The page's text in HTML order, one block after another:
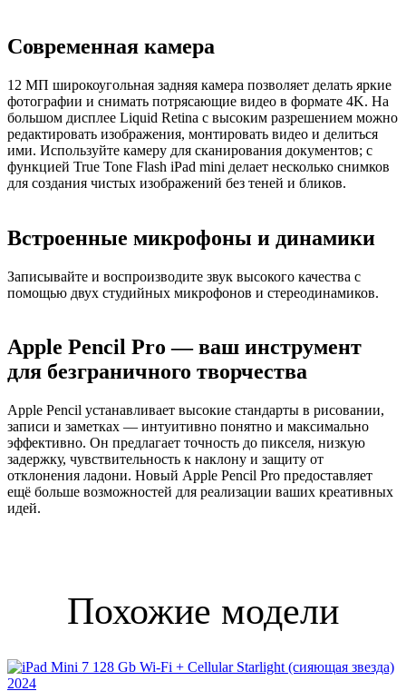
Современная камера
12 МП широкоугольная задняя камера позволяет делать яркие
фотографии и снимать потрясающие видео в формате 4K. На
большом дисплее Liquid Retina с высоким разрешением можно
редактировать изображения, монтировать видео и делиться
ими. Используйте камеру для сканирования документов; с
функцией True Tone Flash iPad mini делает несколько снимков
для создания чистых изображений без теней и бликов.
Встроенные микрофоны и динамики
Записывайте и воспроизводите звук высокого качества с
помощью двух студийных микрофонов и стереодинамиков.
Apple Pencil Pro — ваш инструмент
для безграничного творчества
Apple Pencil устанавливает высокие стандарты в рисовании,
записи и заметках — интуитивно понятно и максимально
эффективно. Он предлагает точность до пикселя, низкую
задержку, чувствительность к наклону и защиту от
отклонения ладони. Новый Apple Pencil Pro предоставляет
ещё больше возможностей для реализации ваших креативных
идей.
Похожие модели